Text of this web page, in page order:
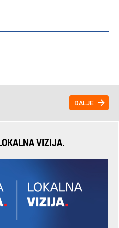
DALJE
VIZIJA.